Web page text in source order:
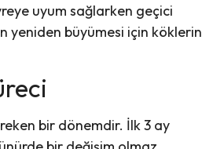
uyum sağlarken geçici
yeniden büyümesi için köklerin
bir dönemdir. İlk 3 ay